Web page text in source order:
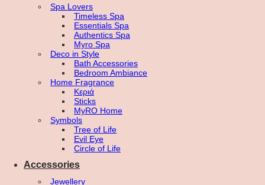
Spa Lovers
Timeless Spa
Essentials Spa
Authentics Spa
Myro Spa
Deco in Style
Bath Accessories
Bedroom Ambiance
Home Fragrance
Κεριά
Sticks
MyRO Home
Symbols
Tree of Life
Evil Eye
Circle of Life
Accessories
Jewellery